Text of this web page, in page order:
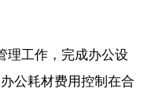
理工作，完成办公设
公耗材费用控制在合